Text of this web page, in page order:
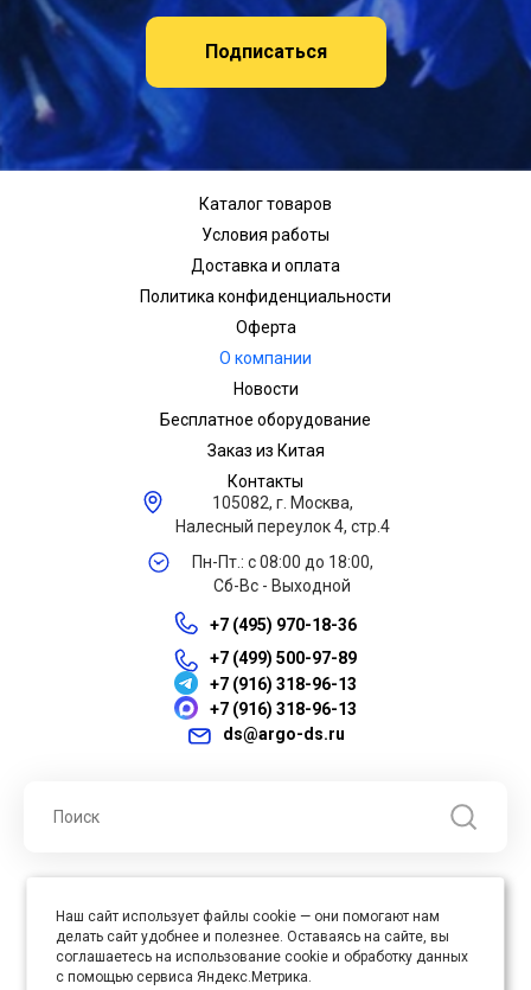
Подписаться
Каталог товаров
Условия работы
Доставка и оплата
Политика конфиденциальности
Оферта
О компании
Новости
Бесплатное оборудование
Заказ из Китая
Контакты
105082, г. Москва,
Налесный переулок 4, стр.4
Пн-Пт.: с 08:00 до 18:00,
Сб-Вс - Выходной
+7 (495) 970-18-36
+7 (499) 500-97-89
+7 (916) 318-96-13
+7 (916) 318-96-13
ds@argo-ds.ru
права защищены
Юр. адрес : 105005, г. Москва, ул. Бауманская, д.20, стр. 3
Наш сайт использует файлы cookie — они помогают нам
делать сайт удобнее и полезнее. Оставаясь на сайте, вы
соглашаетесь на использование cookie и обработку данных
с помощью сервиса Яндекс.Метрика.